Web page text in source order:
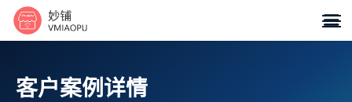

客户案例详情